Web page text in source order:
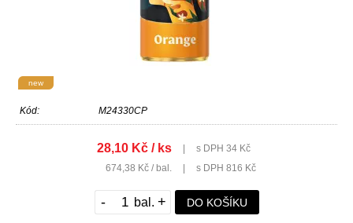
new
Kód: M24330CP
28,10 Kč / ks
s DPH 34 Kč
674,38 Kč / bal.
s DPH 816 Kč
- + DO KOŠÍKU